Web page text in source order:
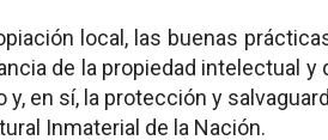
local, las buenas
de la propiedad intelectual y
en sí, la protección y
Inmaterial de la Nación.